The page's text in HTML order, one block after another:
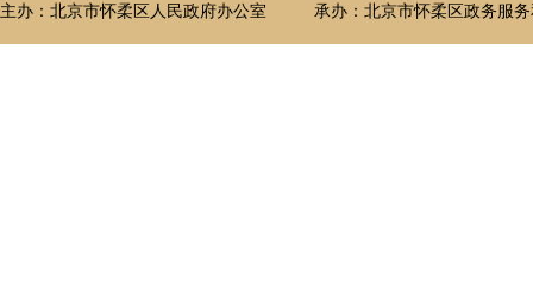
主办：北京市怀柔区人民政府办公室 承办：北京市怀柔区政务服